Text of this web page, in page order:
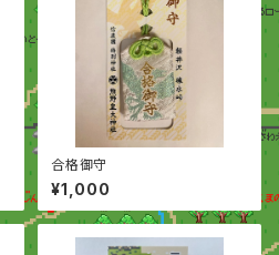
合格御守
¥1,000